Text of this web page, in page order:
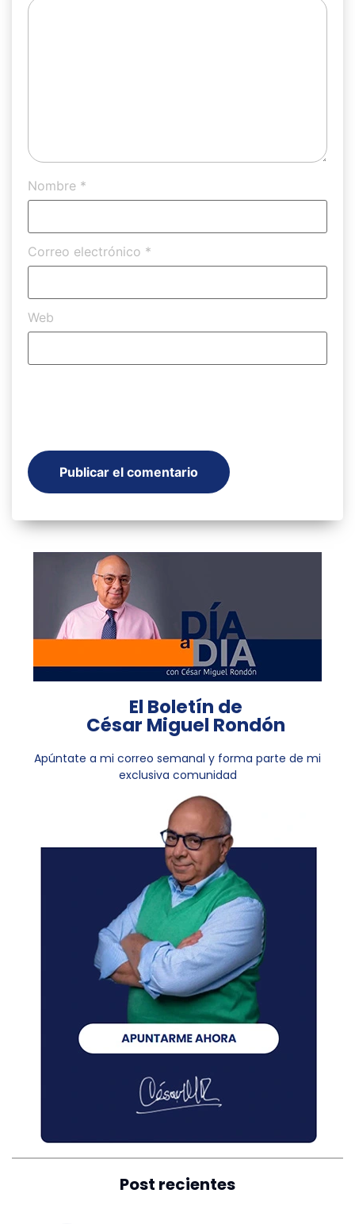
Nombre *
Correo electrónico *
Web
El Boletín de
César Miguel Rondón
Apúntate a mi correo semanal y forma parte de mi
exclusiva comunidad
Post recientes